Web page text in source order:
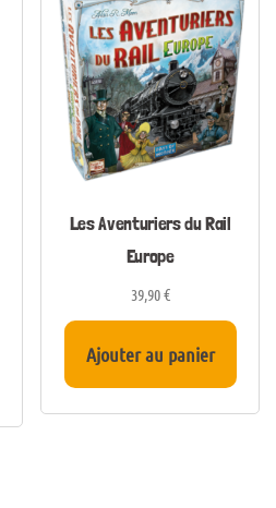
Les Aventuriers du Rail
Europe
39,90€
Ajouter au panier